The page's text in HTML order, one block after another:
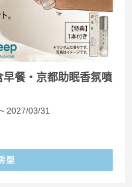
餐・京都助眠香氛噴
2027/03/31
型